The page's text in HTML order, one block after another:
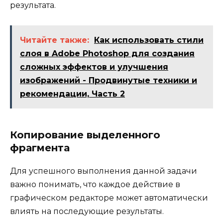
результата.
Читайте также:
Как использовать стили
слоя в Adobe Photoshop для создания
сложных эффектов и улучшения
изображений - Продвинутые техники и
рекомендации, Часть 2
Копирование выделенного
фрагмента
Для успешного выполнения данной задачи
важно понимать, что каждое действие в
графическом редакторе может автоматически
влиять на последующие результаты.